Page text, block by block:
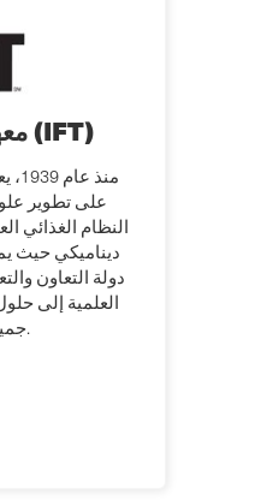
معهد تقنيي الأغذية (IFT)
على تطوير
النظام الغذائي
دولة التعاون
العلمية إلى
جميع أنحاء العالم.